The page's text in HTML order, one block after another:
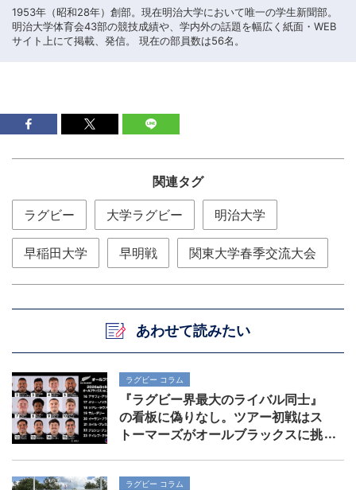
1953年（昭和28年）創部。現在明治大学において唯一の学生新聞部。
明治大学体育会43部の競技成績や、学内外の話題を幅広く紙面・WEB
サイト上にて掲載、発信。 現在の部員数は56名。
関連タグ
ラグビー 大学ラグビー 明治大学
早稲田大学 早明戦 関東大学春季交流大会
あわせて読みたい
ラグビー コラム
『ラグビー界最大のライバル同士』
の看板に偽りなし。ツアー初戦はス
トーマーズがオールブラックスに挑
ラグビー コラム